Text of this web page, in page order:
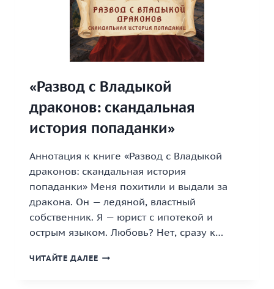
«Развод с Владыкой
драконов: скандальная
история попаданки»
Аннотация к книге «Развод с Владыкой
драконов: скандальная история
попаданки» Меня похитили и выдали за
дракона. Он — ледяной, властный
собственник. Я — юрист с ипотекой и
острым языком. Любовь? Нет, сразу к…
ЧИТАЙТЕ ДАЛЕЕ «РАЗВОД